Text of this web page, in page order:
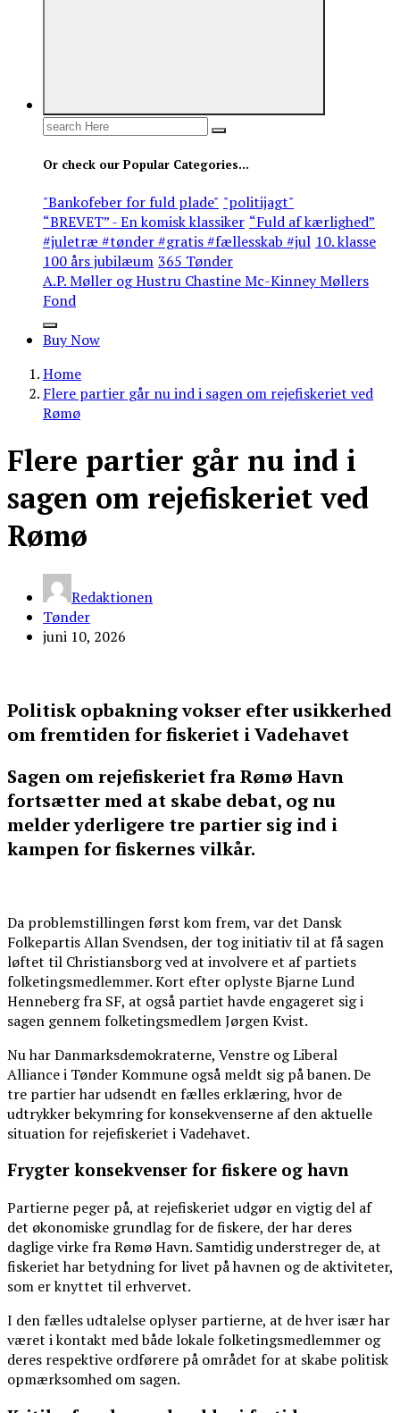
Search
Or check our Popular Categories...
"Bankofeber for fuld plade" "politijagt"
“BREVET” - En komisk klassiker “Fuld af kærlighed”
#juletræ #tønder #gratis #fællesskab #jul 10. klasse
100 års jubilæum 365 Tønder
A.P. Møller og Hustru Chastine Mc-Kinney Møllers
Fond
Buy Now
Home
Flere partier går nu ind i sagen om rejefiskeriet ved
Rømø
Flere partier går nu ind i
sagen om rejefiskeriet ved
Rømø
Redaktionen
Tønder
juni 10, 2026
Politisk opbakning vokser efter usikkerhed
om fremtiden for fiskeriet i Vadehavet
Sagen om rejefiskeriet fra Rømø Havn
fortsætter med at skabe debat, og nu
melder yderligere tre partier sig ind i
kampen for fiskernes vilkår.
Da problemstillingen først kom frem, var det Dansk
Folkepartis Allan Svendsen, der tog initiativ til at få sagen
løftet til Christiansborg ved at involvere et af partiets
folketingsmedlemmer. Kort efter oplyste Bjarne Lund
Henneberg fra SF, at også partiet havde engageret sig i
sagen gennem folketingsmedlem Jørgen Kvist.
Nu har Danmarksdemokraterne, Venstre og Liberal
Alliance i Tønder Kommune også meldt sig på banen. De
tre partier har udsendt en fælles erklæring, hvor de
udtrykker bekymring for konsekvenserne af den aktuelle
situation for rejefiskeriet i Vadehavet.
Frygter konsekvenser for fiskere og havn
Partierne peger på, at rejefiskeriet udgør en vigtig del af
det økonomiske grundlag for de fiskere, der har deres
daglige virke fra Rømø Havn. Samtidig understreger de, at
fiskeriet har betydning for livet på havnen og de aktiviteter,
som er knyttet til erhvervet.
I den fælles udtalelse oplyser partierne, at de hver især har
været i kontakt med både lokale folketingsmedlemmer og
deres respektive ordførere på området for at skabe politisk
opmærksomhed om sagen.